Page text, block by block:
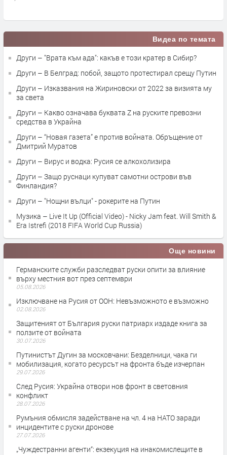
Видеа по темата
Други – "Врата към ада": какъв е този кратер в Сибир?
Други – В Белград: побой, защото протестирал срещу Путин
Други – Изказвания на Жириновски от 2022 за визията му
за света
Други – Какво означава буквата Z на руските превозни
средства в Украйна
Други – “Новая газета” е против войната. Обръщение от
Дмитрий Муратов
Други – Вирус и водка: Русия се алкохолизира
Други – Защо руснаци купуват самотни острови във
Финландия?
Други – "Нощни вълци" - рокерите на Путин
Музика – Live It Up (Official Video) - Nicky Jam feat. Will Smith &
Era Istrefi (2018 FIFA World Cup Russia)
Още новини
Германските служби разследват руски опити за влияние
върху местния вот през септември
05.08.2026
Изключване на Русия от ООН: Невъзможното е възможно
02.08.2026
Защитеният от България руски патриарх издаде книга за
ползите от войната
30.07.2026
Путинистът Дугин за московчани: Безделници, чака ги
мобилизация, когато ресурсът на фронта бъде изчерпан
29.07.2026
След Русия: Украйна отвори нов фронт в световния
конфликт
28.07.2026
Румъния обмисля задействане на чл. 4 на НАТО заради
инцидентите с руски дронове
27.07.2026
„Чуждестранни агенти“: екзекуция на инакомислещите в